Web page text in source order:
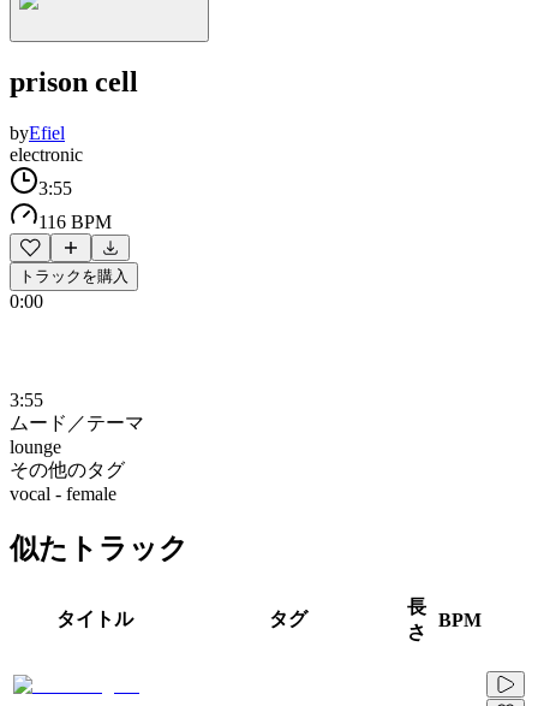
prison cell
byEfiel
electronic
3:55
116 BPM
トラックを購入
0:00
3:55
ムード／テーマ
lounge
その他のタグ
vocal - female
似たトラック
タイトル タグ
長
さ
BPM